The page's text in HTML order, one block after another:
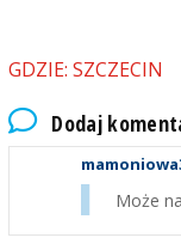
GDZIE: SZCZECIN
Dodaj
Może